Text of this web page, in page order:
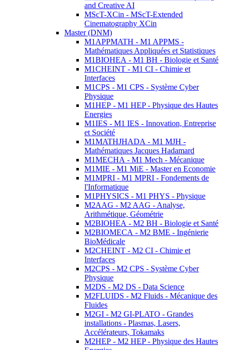
and Creative AI
MScT-XCin - MScT-Extended
Cinematography XCin
Master (DNM)
M1APPMATH - M1 APPMS -
Mathématiques Appliquées et Statistiques
M1BIOHEA - M1 BH - Biologie et Santé
M1CHEINT - M1 CI - Chimie et
Interfaces
M1CPS - M1 CPS - Système Cyber
Physique
M1HEP - M1 HEP - Physique des Hautes
Energies
M1IES - M1 IES - Innovation, Entreprise
et Société
M1MATHJHADA - M1 MJH -
Mathématiques Jacques Hadamard
M1MECHA - M1 Mech - Mécanique
M1MIE - M1 MiE - Master en Economie
M1MPRI - M1 MPRI - Fondements de
l'Informatique
M1PHYSICS - M1 PHYS - Physique
M2AAG - M2 AAG - Analyse,
Arithmétique, Géométrie
M2BIOHEA - M2 BH - Biologie et Santé
M2BIOMECA - M2 BME - Ingénierie
BioMédicale
M2CHEINT - M2 CI - Chimie et
Interfaces
M2CPS - M2 CPS - Système Cyber
Physique
M2DS - M2 DS - Data Science
M2FLUIDS - M2 Fluids - Mécanique des
Fluides
M2GI - M2 GI-PLATO - Grandes
installations - Plasmas, Lasers,
Accélérateurs, Tokamaks
M2HEP - M2 HEP - Physique des Hautes